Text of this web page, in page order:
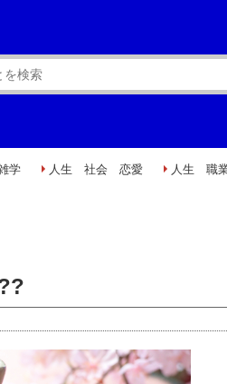
学 人生 社会 恋愛
人生 職